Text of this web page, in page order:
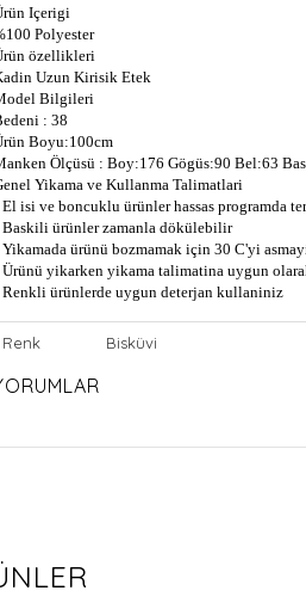
Içerigi
Polyester
özellikleri
Uzun Kirisik Etek
Bilgileri
: 38
Boyu:100cm
Ölçüsü : Boy:176 Gögüs:90 Bel:63
Yikama ve Kullanma Talimatlari
El isi ve boncuklu ürünler hassas programda
Baskili ürünler zamanla dökülebilir
Yikamada ürünü bozmamak için 30 C'yi
Ürünü yikarken yikama talimatina uygun
Renkli ürünlerde uygun deterjan kullaniniz
Renk Bisküvi